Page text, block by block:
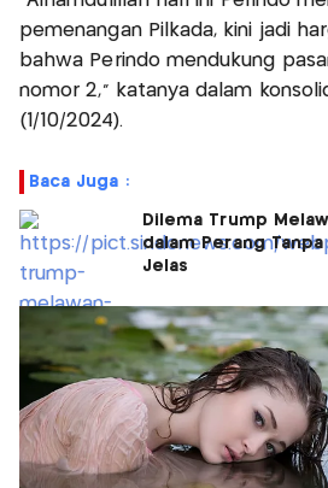
pemenangan Pilkada, kini jadi
bahwa Perindo mendukung
nomor 2," katanya dalam
(1/10/2024).
Baca Juga :
Dilema Trump
dalam Perang
Jelas